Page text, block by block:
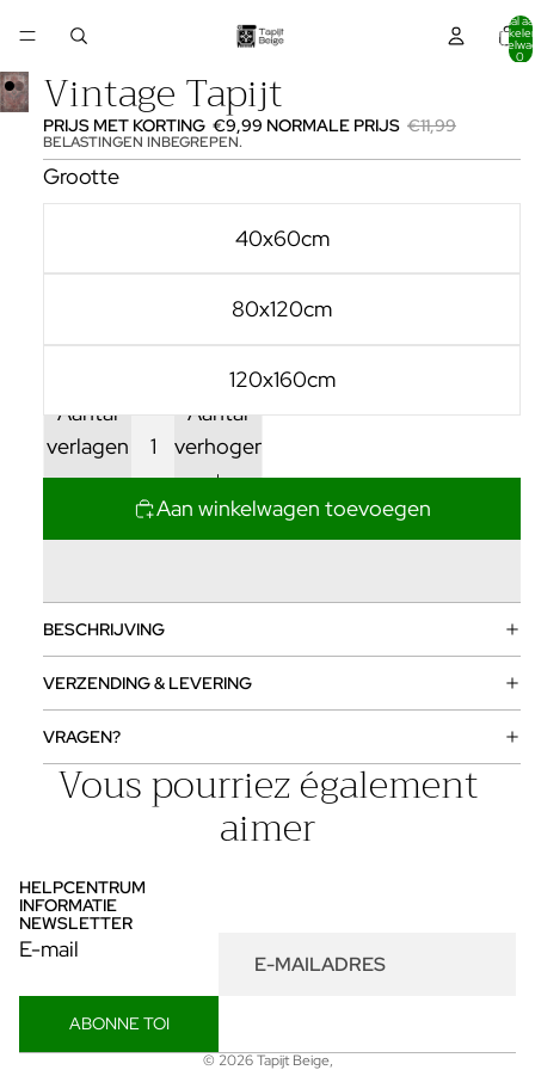
Totaal
0
Vintage Tapijt
PRIJS MET KORTING €9,99 NORMALE PRIJS €11,99
BELASTINGEN INBEGREPEN.
Grootte
40x60cm
80x120cm
120x160cm
Aantal
verlagen
Aantal
verhogen
Aan winkelwagen toevoegen
BESCHRIJVING
VERZENDING & LEVERING
VRAGEN?
Vous pourriez également
aimer
HELPCENTRUM
INFORMATIE
NEWSLETTER
E-mail
ABONNE TOI
© 2026Tapijt Beige,
Privacybeleid